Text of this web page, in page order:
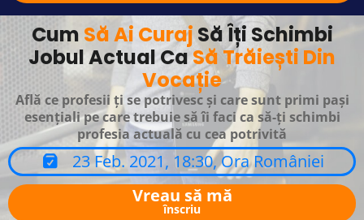
Cum Să Ai CurajSă Îți Schimbi
Jobul Actual CaSă Trăiești Din
Vocație
Află ce profesii ți se potrivesc și care sunt primi pași
esențiali pe care trebuie să îi faci ca să-ți schimbi
profesia actuală cu cea potrivită
23 Feb. 2021, 18:30, Ora României
Vreau să mă
înscriu